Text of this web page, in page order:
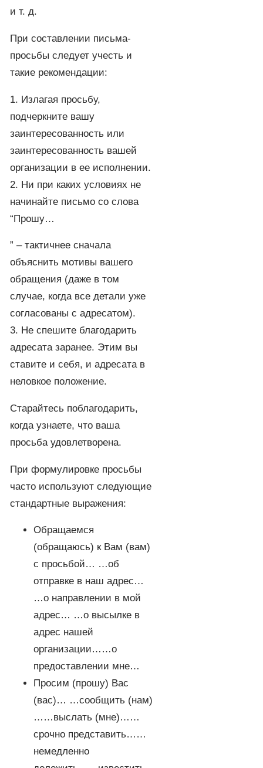
и т. д.
При составлении письма-
просьбы следует учесть и
такие рекомендации:
1. Излагая просьбу,
подчеркните вашу
заинтересованность или
заинтересованность вашей
организации в ее исполнении.
2. Ни при каких условиях не
начинайте письмо со слова
“Прошу…
” – тактичнее сначала
объяснить мотивы вашего
обращения (даже в том
случае, когда все детали уже
согласованы с адресатом).
3. Не спешите благодарить
адресата заранее. Этим вы
ставите и себя, и адресата в
неловкое положение.
Старайтесь поблагодарить,
когда узнаете, что ваша
просьба удовлетворена.
При формулировке просьбы
часто используют следующие
стандартные выражения:
Обращаемся
(обращаюсь) к Вам (вам)
с просьбой… …об
отправке в наш адрес…
…о направлении в мой
адрес… …о высылке в
адрес нашей
организации……о
предоставлении мне…
Просим (прошу) Вас
(вас)… …сообщить (нам)
……выслать (мне)……
срочно представить……
немедленно